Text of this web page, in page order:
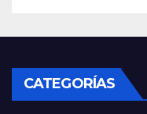
CATEGORÍAS